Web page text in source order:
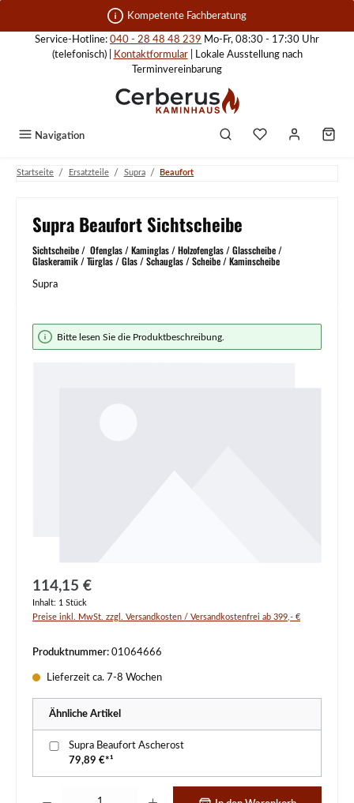
Zum Hauptinhalt springen Kompetente Fachberatung
Service-Hotline: 040 - 28 48 48 239 Mo-Fr, 08:30 - 17:30 Uhr
(telefonisch) |
Kontaktformular| Lokale Ausstellung nach
Terminvereinbarung
Navigation
Startseite / Ersatzteile / Supra / Beaufort
Supra Beaufort Sichtscheibe
Sichtscheibe / Ofenglas / Kaminglas / Holzofenglas / Glasscheibe /
Glaskeramik / Türglas / Glas / Schauglas / Scheibe / Kaminscheibe
Supra
Bildergalerie überspringen
Bitte lesen Sie die Produktbeschreibung.
Regulärer Preis:
114,15 €
Inhalt: 1 Stück
Preise inkl. MwSt. zzgl. Versandkosten / Versandkostenfrei ab 399,- €
Produktnummer: 01064666
Lieferzeit ca. 7-8 Wochen
Ähnliche Artikel
Supra Beaufort Ascherost
79,89 €*¹